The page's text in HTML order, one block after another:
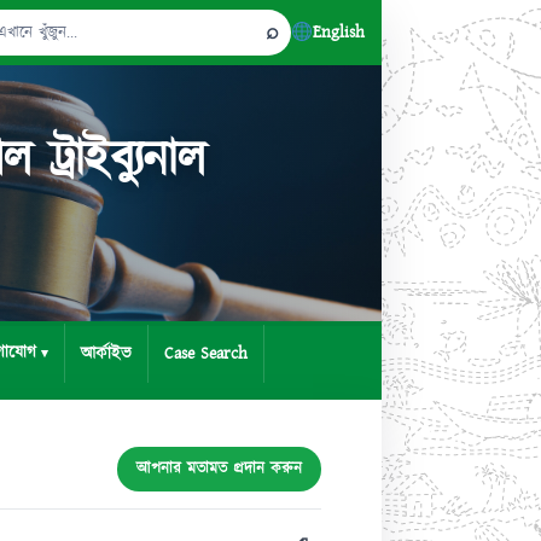
⌕ English
আর্কাইভ Case Search
আপনার মতামত প্রদান করুন